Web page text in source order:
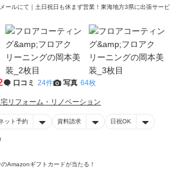
ールにて｜土日祝日も休まず営業！東海地方3県に出張サービ
口コミ 24件 写真 64枚
リフォーム・リノベーション
ット予約 資料請求 日祝OK
Amazonギフトカードが当たる！